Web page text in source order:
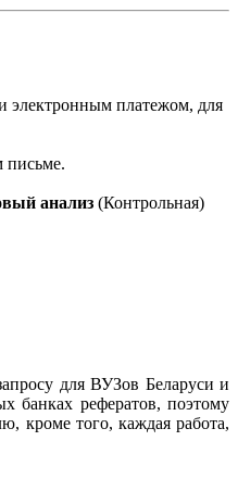
электронным платежом, для
письме.
анализ (Контрольная)
для ВУЗов Беларуси и
банках рефератов, поэтому
кроме того, каждая работа,